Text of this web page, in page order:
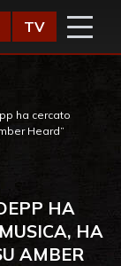
TV
ha cercato
Heard”
HA
HA
AMBER